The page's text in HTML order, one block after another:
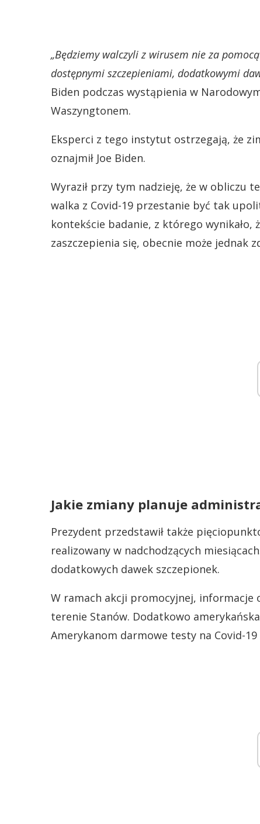
„Będziemy walczyli z wirusem nie za
dostępnymi szczepieniami, dodatkowymi
Biden podczas wystąpienia w
Waszyngtonem.
Eksperci z tego instytut ostrzegają, że
oznajmił Joe Biden.
Wyraził przy tym nadzieję, że w obliczu
walka z Covid-19 przestanie być tak
kontekście badanie, z którego wynikało,
zaszczepienia się, obecnie może jednak
Jakie zmiany planuje
Prezydent przedstawił także
realizowany w nadchodzących
dodatkowych dawek szczepionek.
W ramach akcji promocyjnej, informacje
terenie Stanów. Dodatkowo
Amerykanom darmowe testy na Covid-